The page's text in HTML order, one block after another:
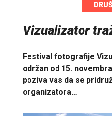
Vizualizator
Festival fotografije
održan od 15.
poziva vas da se
organizatora…